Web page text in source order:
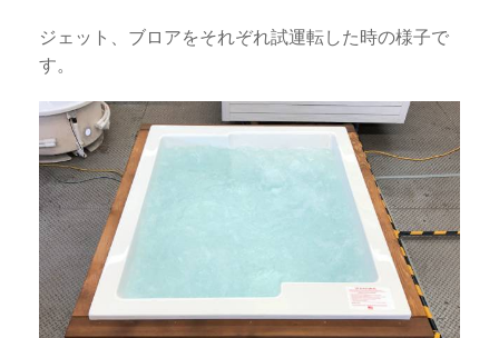
ジェット、ブロアをそれぞれ試運転した時の様子で
す。